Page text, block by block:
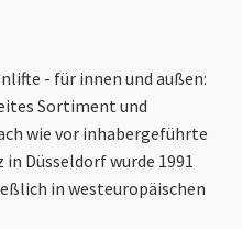
- für innen und außen:
Sortiment und
wie vor inhabergeführte
Düsseldorf wurde 1991
in westeuropäischen